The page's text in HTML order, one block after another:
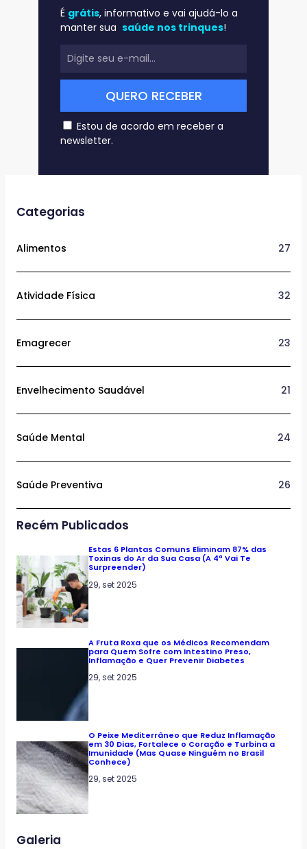
É grátis, informativo e vai ajudá-lo a
manter sua saúde nos trinques!
Estou de acordo em receber a
newsletter.
Categorias
Alimentos 27
Atividade Física 32
Emagrecer 23
Envelhecimento Saudável 21
Saúde Mental 24
Saúde Preventiva 26
Recém Publicados
Estas 6 Plantas Comuns Eliminam 87% das
Toxinas do Ar da Sua Casa (A 4ª Vai Te
Surpreender)
29, set 2025
A Fruta Roxa que os Médicos Recomendam
para Quem Sofre com Intestino Preso,
Inflamação e Quer Prevenir Diabetes
29, set 2025
O Peixe Mediterrâneo que Reduz Inflamação
em 30 Dias, Fortalece o Coração e Turbina a
Imunidade (Mas Quase Ninguém no Brasil
Conhece)
29, set 2025
Galeria